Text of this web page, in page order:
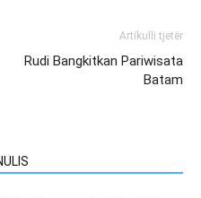
Artikulli tjetër
Rudi Bangkitkan Pariwisata
Batam